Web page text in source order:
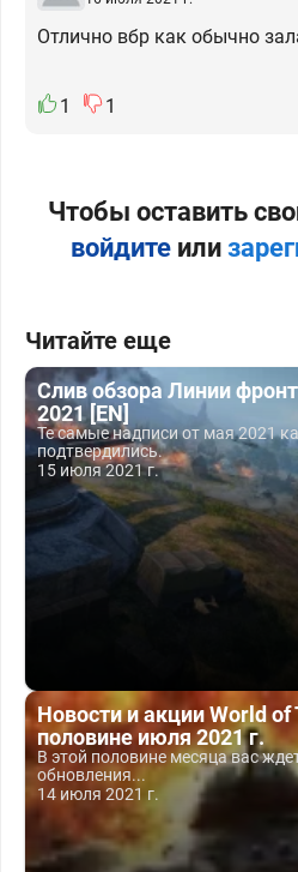
Отлично вбр как обычно
1 1
Чтобы оставить
войдитеили
Читайте еще
Слив обзора Линии
2021 [EN]
Те самые надписи от мая 2021
подтвердились.
15 июля 2021 г.
Новости и акции World of
половине июля 2021 г.
В этой половине месяца вас
обновления...
14 июля 2021 г.